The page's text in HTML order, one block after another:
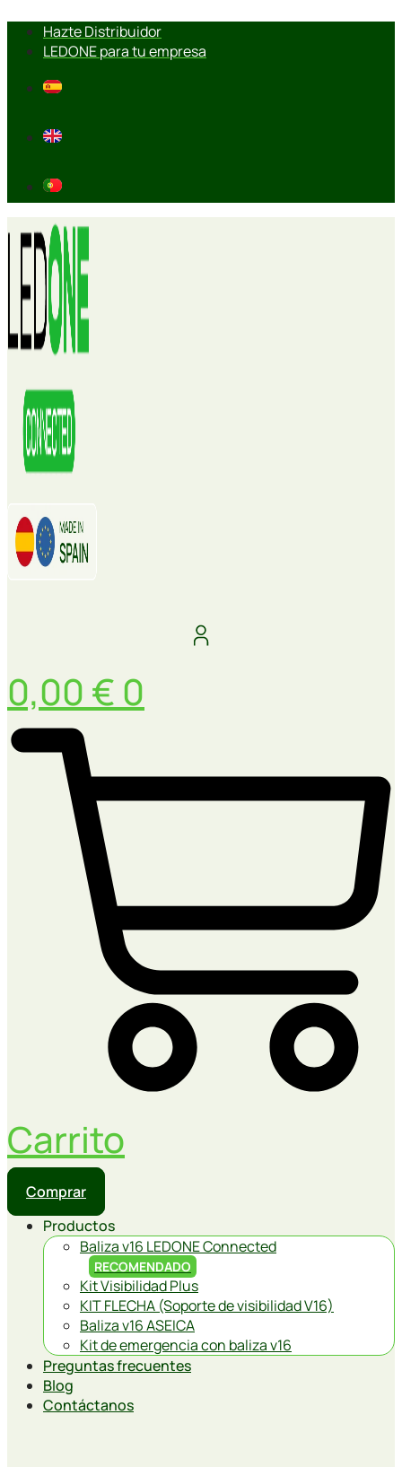
contenido
Hazte Distribuidor
LEDONE para tu empresa
0,00 € 0
Carrito
Comprar
Productos
Baliza v16 LEDONE Connected
RECOMENDADO
Kit Visibilidad Plus
KIT FLECHA (Soporte de visibilidad V16)
Baliza v16 ASEICA
Kit de emergencia con baliza v16
Preguntas frecuentes
Blog
Contáctanos